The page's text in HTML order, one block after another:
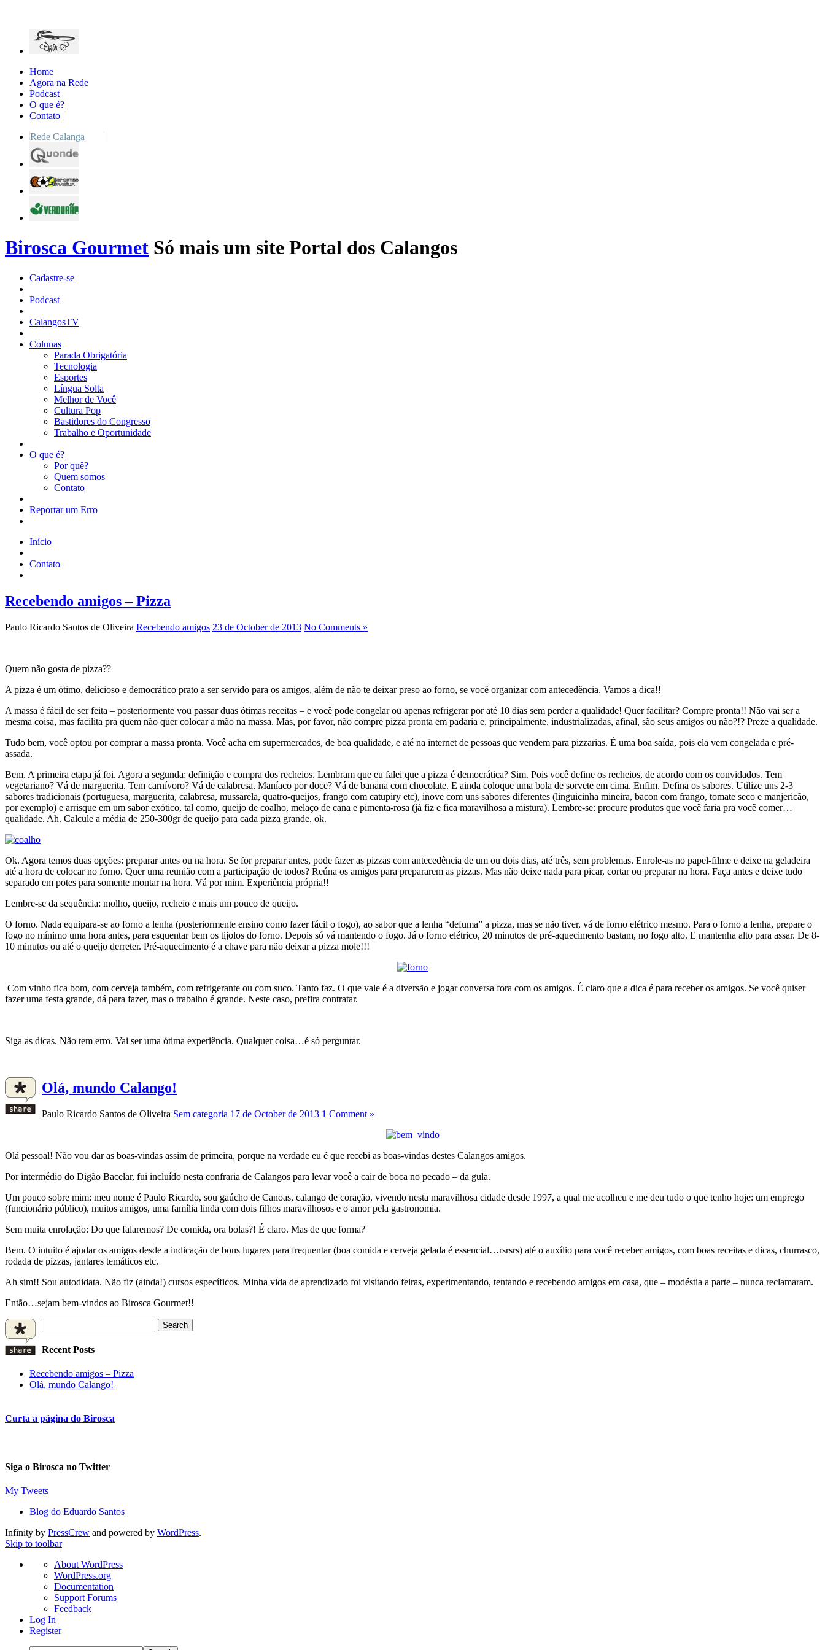
Home
Agora na Rede
Podcast
O que é?
Contato
Rede Calanga
Birosca Gourmet Só mais um site Portal dos Calangos
Cadastre-se
Podcast
CalangosTV
Colunas
Parada Obrigatória
Tecnologia
Esportes
Língua Solta
Melhor de Você
Cultura Pop
Bastidores do Congresso
Trabalho e Oportunidade
O que é?
Por quê?
Quem somos
Contato
Reportar um Erro
Início
Contato
Recebendo amigos – Pizza
Paulo Ricardo Santos de Oliveira Recebendo amigos 23 de October de 2013 No Comments »
Quem não gosta de pizza??
A pizza é um ótimo, delicioso e democrático prato a ser servido para os amigos, além de não te deixar preso ao forno, se você organizar com antecedência. Vamos a dica!!
A massa é fácil de ser feita – posteriormente vou passar duas ótimas receitas – e você pode congelar ou apenas refrigerar por até 10 dias sem perder a qualidade! Quer facilitar? Compre pronta!! Não vai ser a
mesma coisa, mas facilita pra quem não quer colocar a mão na massa. Mas, por favor, não compre pizza pronta em padaria e, principalmente, industrializadas, afinal, são seus amigos ou não?!? Preze a qualidade.
Tudo bem, você optou por comprar a massa pronta. Você acha em supermercados, de boa qualidade, e até na internet de pessoas que vendem para pizzarias. É uma boa saída, pois ela vem congelada e pré-
assada.
Bem. A primeira etapa já foi. Agora a segunda: definição e compra dos recheios. Lembram que eu falei que a pizza é democrática? Sim. Pois você define os recheios, de acordo com os convidados. Tem
vegetariano? Vá de marguerita. Tem carnívoro? Vá de calabresa. Maníaco por doce? Vá de banana com chocolate. E ainda coloque uma bola de sorvete em cima. Enfim. Defina os sabores. Utilize uns 2-3
sabores tradicionais (portuguesa, marguerita, calabresa, mussarela, quatro-queijos, frango com catupiry etc), inove com uns sabores diferentes (linguicinha mineira, bacon com frango, tomate seco e manjericão,
por exemplo) e arrisque em um sabor exótico, tal como, queijo de coalho, melaço de cana e pimenta-rosa (já fiz e fica maravilhosa a mistura). Lembre-se: procure produtos que você faria pra você comer…
qualidade. Ah. Calcule a média de 250-300gr de queijo para cada pizza grande, ok.
Ok. Agora temos duas opções: preparar antes ou na hora. Se for preparar antes, pode fazer as pizzas com antecedência de um ou dois dias, até três, sem problemas. Enrole-as no papel-filme e deixe na geladeira
até a hora de colocar no forno. Quer uma reunião com a participação de todos? Reúna os amigos para prepararem as pizzas. Mas não deixe nada para picar, cortar ou preparar na hora. Faça antes e deixe tudo
separado em potes para somente montar na hora. Vá por mim. Experiência própria!!
Lembre-se da sequência: molho, queijo, recheio e mais um pouco de queijo.
O forno. Nada equipara-se ao forno a lenha (posteriormente ensino como fazer fácil o fogo), ao sabor que a lenha “defuma” a pizza, mas se não tiver, vá de forno elétrico mesmo. Para o forno a lenha, prepare o
fogo no mínimo uma hora antes, para esquentar bem os tijolos do forno. Depois só vá mantendo o fogo. Já o forno elétrico, 20 minutos de pré-aquecimento bastam, no fogo alto. E mantenha alto para assar. De 8-
10 minutos ou até o queijo derreter. Pré-aquecimento é a chave para não deixar a pizza mole!!!
Com vinho fica bom, com cerveja também, com refrigerante ou com suco. Tanto faz. O que vale é a diversão e jogar conversa fora com os amigos. É claro que a dica é para receber os amigos. Se você quiser
fazer uma festa grande, dá para fazer, mas o trabalho é grande. Neste caso, prefira contratar.
Siga as dicas. Não tem erro. Vai ser uma ótima experiência. Qualquer coisa…é só perguntar.
Olá, mundo Calango!
Paulo Ricardo Santos de Oliveira Sem categoria 17 de October de 2013 1 Comment »
Olá pessoal! Não vou dar as boas-vindas assim de primeira, porque na verdade eu é que recebi as boas-vindas destes Calangos amigos.
Por intermédio do Digão Bacelar, fui incluído nesta confraria de Calangos para levar você a cair de boca no pecado – da gula.
Um pouco sobre mim: meu nome é Paulo Ricardo, sou gaúcho de Canoas, calango de coração, vivendo nesta maravilhosa cidade desde 1997, a qual me acolheu e me deu tudo o que tenho hoje: um emprego
(funcionário público), muitos amigos, uma família linda com dois filhos maravilhosos e o amor pela gastronomia.
Sem muita enrolação: Do que falaremos? De comida, ora bolas?! É claro. Mas de que forma?
Bem. O intuito é ajudar os amigos desde a indicação de bons lugares para frequentar (boa comida e cerveja gelada é essencial…rsrsrs) até o auxílio para você receber amigos, com boas receitas e dicas, churrasco,
rodada de pizzas, jantares temáticos etc.
Ah sim!! Sou autodidata. Não fiz (ainda!) cursos específicos. Minha vida de aprendizado foi visitando feiras, experimentando, tentando e recebendo amigos em casa, que – modéstia a parte – nunca reclamaram.
Então…sejam bem-vindos ao Birosca Gourmet!!
for:
Recent Posts
Recebendo amigos – Pizza
Olá, mundo Calango!
Curta a página do Birosca
Siga o Birosca no Twitter
My Tweets
Blog do Eduardo Santos
Infinity by PressCrew and powered by WordPress.
Skip to toolbar
About
WordPress
About WordPress
WordPress.org
Documentation
Support Forums
Feedback
Log In
Register